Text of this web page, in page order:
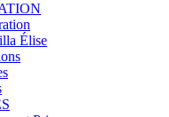
Élise